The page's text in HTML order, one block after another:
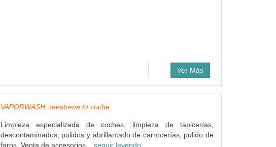
Ver Más
VAPORWASH, reestrena tu coche
Limpieza especializada de coches, limpieza de tapicerías,
descontaminados, pulidos y abrillantado de carrocerías, pulido de
faros. Venta de accesorios... seguir leyendo